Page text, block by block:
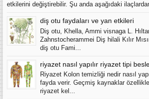
etkilerini değiştirebilir. Şu anda aşağıdaki
diş otu faydaları ve yan etkileri
Diş otu, Khella, Ammi visnaga L.
Zahnstocherammei Diş hilali Kılır
diş otu Fami...
riyazet nasıl yapılır riyazet tipi
Riyazet Kolon temizliği nedir nasıl
fayda verir. Geçmiş kaynaklar
riyazet kel...